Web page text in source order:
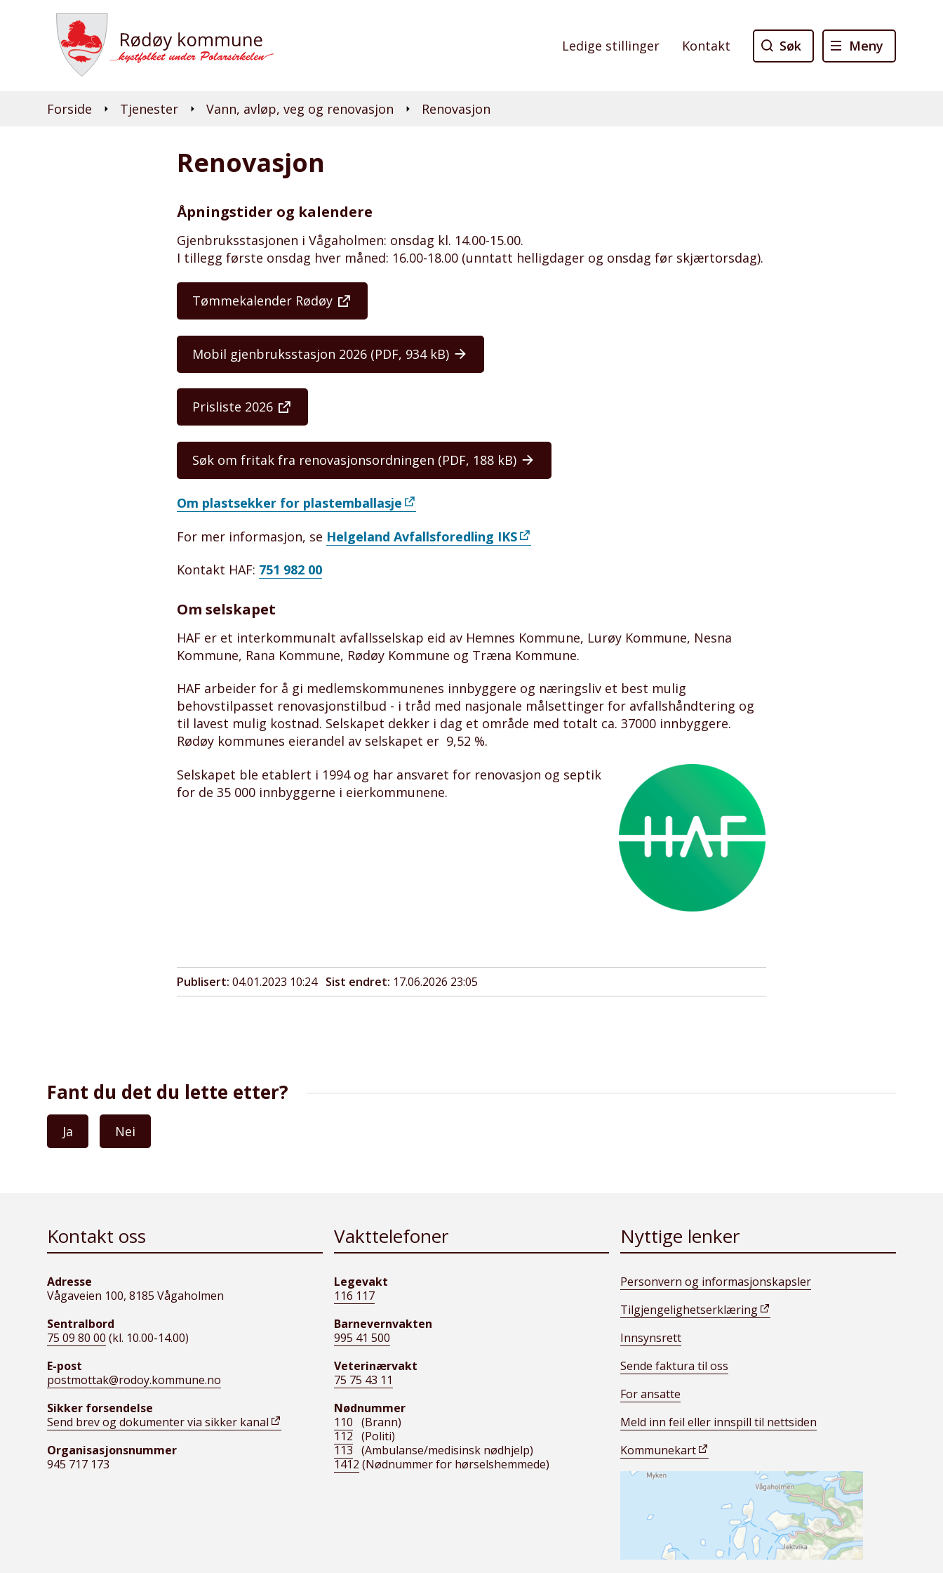
Ledige stillinger Kontakt Søk Meny
Du er her:
Forside Tjenester Vann, avløp, veg og renovasjon Renovasjon
Renovasjon
Åpningstider og kalendere
Gjenbruksstasjonen i Vågaholmen: onsdag kl. 14.00-15.00.
I tillegg første onsdag hver måned: 16.00-18.00 (unntatt helligdager og onsdag før skjærtorsdag).
Tømmekalender Rødøy
Mobil gjenbruksstasjon 2026(PDF, 934 kB)
Prisliste 2026
Søk om fritak fra renovasjonsordningen (PDF, 188 kB)
Om plastsekker for plastemballasje
For mer informasjon, se Helgeland Avfallsforedling IKS
Kontakt HAF: 751 982 00
Om selskapet
HAF er et interkommunalt avfallsselskap eid av Hemnes Kommune, Lurøy Kommune, Nesna
Kommune, Rana Kommune, Rødøy Kommune og Træna Kommune.
HAF arbeider for å gi medlemskommunenes innbyggere og næringsliv et best mulig
behovstilpasset renovasjonstilbud - i tråd med nasjonale målsettinger for avfallshåndtering og
til lavest mulig kostnad. Selskapet dekker i dag et område med totalt ca. 37000 innbyggere.
Rødøy kommunes eierandel av selskapet er 9,52 %.
Selskapet ble etablert i 1994 og har ansvaret for renovasjon og septik
for de 35 000 innbyggerne i eierkommunene.
Publisert 04.01.2023 10:24 Sist endret 17.06.2026 23:05
Fant du det du lette etter?
Ja Nei
Kontakt oss
Adresse
Vågaveien 100, 8185 Vågaholmen
Sentralbord
75 09 80 00 (kl. 10.00-14.00)
E-post
postmottak@rodoy.kommune.no
Sikker forsendelse
Send brev og dokumenter via sikker kanal
Organisasjonsnummer
945 717 173
Vakttelefoner
Legevakt
116 117
Barnevernvakten
995 41 500
Veterinærvakt
75 75 43 11
Nødnummer
110 (Brann)
112 (Politi)
113 (Ambulanse/medisinsk nødhjelp)
1412 (Nødnummer for hørselshemmede)
Nyttige lenker
Personvern og informasjonskapsler
Tilgjengelighetserklæring
Innsynsrett
Sende faktura til oss
For ansatte
Meld inn feil eller innspill til nettsiden
Kommunekart